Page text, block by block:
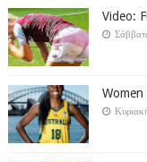
Video: